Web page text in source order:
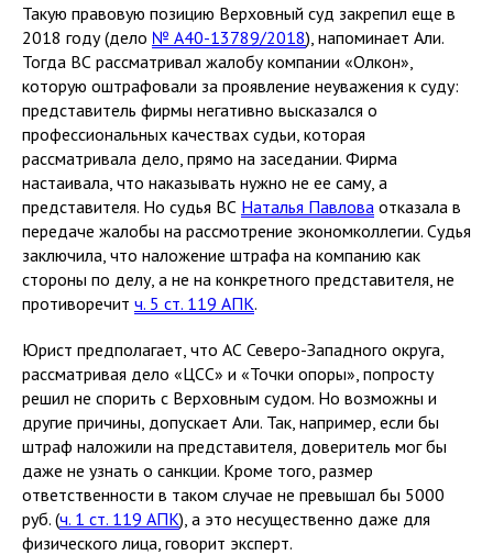
Такую правовую позицию Верховный суд закрепил еще в
2018 году (дело № А40-13789/2018), напоминает Али.
Тогда ВС рассматривал жалобу компании «Олкон»,
которую оштрафовали за проявление неуважения к суду:
представитель фирмы негативно высказался о
профессиональных качествах судьи, которая
рассматривала дело, прямо на заседании. Фирма
настаивала, что наказывать нужно не ее саму, а
представителя. Но судья ВС Наталья Павлова отказала в
передаче жалобы на рассмотрение экономколлегии. Судья
заключила, что наложение штрафа на компанию как
стороны по делу, а не на конкретного представителя, не
противоречит ч. 5 ст. 119 АПК.
Юрист предполагает, что АС Северо-Западного округа,
рассматривая дело «ЦСС» и «Точки опоры», попросту
решил не спорить с Верховным судом. Но возможны и
другие причины, допускает Али. Так, например, если бы
штраф наложили на представителя, доверитель мог бы
даже не узнать о санкции. Кроме того, размер
ответственности в таком случае не превышал бы 5000
руб. (ч. 1 ст. 119 АПК), а это несущественно даже для
физического лица, говорит эксперт.